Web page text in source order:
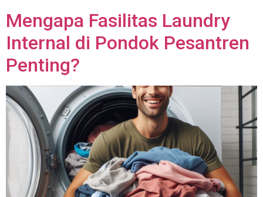
Mengapa Fasilitas Laundry
Internal di Pondok Pesantren
Penting?